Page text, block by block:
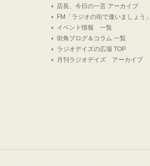
店長、今日の一言 アーカイブ
FM「ラジオの街で逢いましょう」
イベント情報 一覧
街角ブログ＆コラム 一覧
ラジオデイズの広場 TOP
月刊ラジオデイズ アーカイブ